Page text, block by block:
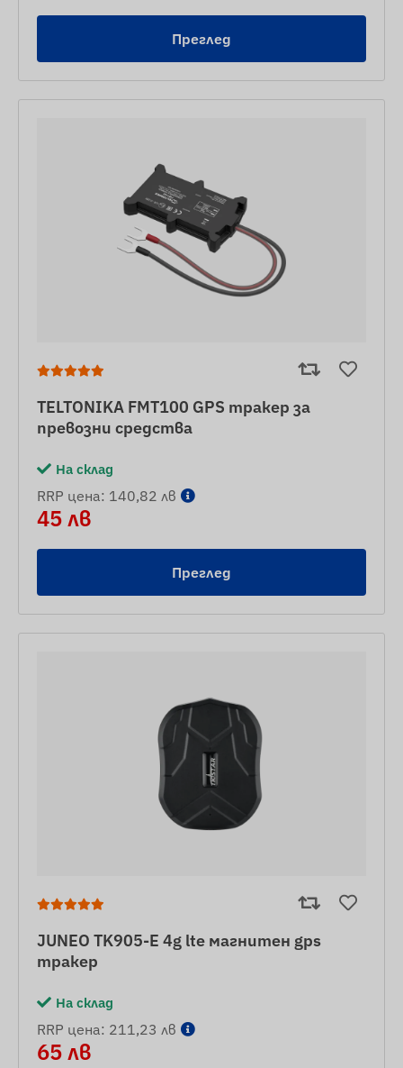
Преглед
TELTONIKA FMT100 GPS тракер за
превозни средства
На склад
RRP цена: 140,82 лв
45 лв
Преглед
JUNEO TK905-E 4g lte магнитен gps
тракер
На склад
RRP цена: 211,23 лв
65 лв